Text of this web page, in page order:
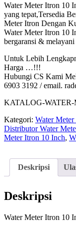
berdasarkan
penilaian
pelanggan
Water Meter Itron 10
yang tepat,Tersedia
Meter Itron Dengan
Water Meter Itron 10
bergaransi &
Untuk Lebih
Harga …!!!
Hubungi CS Kami
6903 3192 / email.
KATALOG-
Kategori: Water Meter
Distributor Water
Meter Itron 10 Inch,
Deskripsi
Deskripsi
Water Meter Itron 10